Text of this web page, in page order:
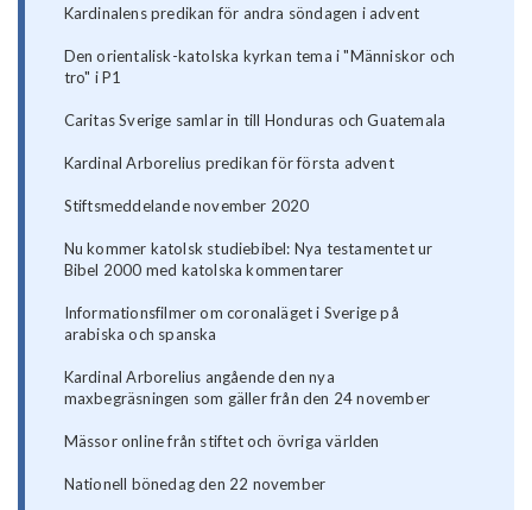
Kardinalens predikan för andra söndagen i advent
Den orientalisk-katolska kyrkan tema i "Människor och
tro" i P1
Caritas Sverige samlar in till Honduras och Guatemala
Kardinal Arborelius predikan för första advent
Stiftsmeddelande november 2020
Nu kommer katolsk studiebibel: Nya testamentet ur
Bibel 2000 med katolska kommentarer
Informationsfilmer om coronaläget i Sverige på
arabiska och spanska
Kardinal Arborelius angående den nya
maxbegräsningen som gäller från den 24 november
Mässor online från stiftet och övriga världen
Nationell bönedag den 22 november